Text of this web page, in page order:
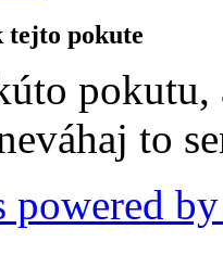
pokute
pokutu,
to
powered